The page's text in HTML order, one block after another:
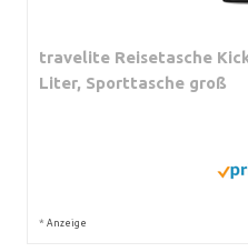
travelite Reisetasche
Liter, Sporttasche groß
* Anzeige